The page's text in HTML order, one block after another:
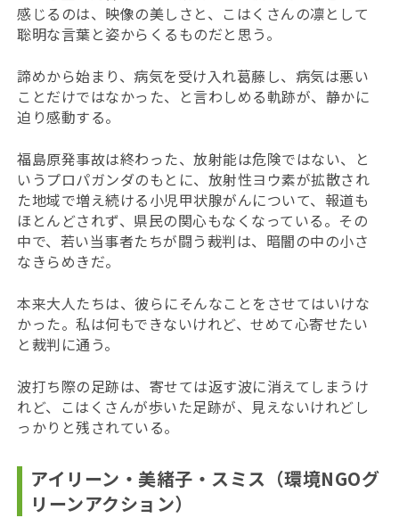
感じるのは、映像の美しさと、こはくさんの凛として
聡明な言葉と姿からくるものだと思う。
諦めから始まり、病気を受け入れ葛藤し、病気は悪い
ことだけではなかった、と言わしめる軌跡が、静かに
迫り感動する。
福島原発事故は終わった、放射能は危険ではない、と
いうプロパガンダのもとに、放射性ヨウ素が拡散され
た地域で増え続ける小児甲状腺がんについて、報道も
ほとんどされず、県民の関心もなくなっている。その
中で、若い当事者たちが闘う裁判は、暗闇の中の小さ
なきらめきだ。
本来大人たちは、彼らにそんなことをさせてはいけな
かった。私は何もできないけれど、せめて心寄せたい
と裁判に通う。
波打ち際の足跡は、寄せては返す波に消えてしまうけ
れど、こはくさんが歩いた足跡が、見えないけれどし
っかりと残されている。
アイリーン・美緒子・スミス（環境NGOグ
リーンアクション）